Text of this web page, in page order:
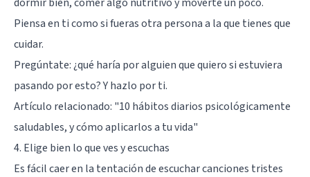
Piensa en ti como si fueras otra persona a la que tienes que
cuidar.
Pregúntate: ¿qué haría por alguien que quiero si estuviera
pasando por esto? Y hazlo por ti.
Artículo relacionado: "10 hábitos diarios psicológicamente
saludables, y cómo aplicarlos a tu vida"
4. Elige bien lo que ves y escuchas
Es fácil caer en la tentación de escuchar canciones tristes